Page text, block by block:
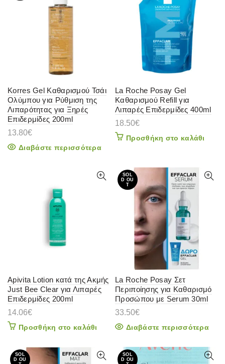
Korres Gel Καθαρισμού Τσάι
Ολύμπου για Ρύθμιση της
Λιπαρότητας για Ξηρές
Επιδερμίδες 200ml
13.80€
Διαβάστε περισσότερα
La Roche Posay Gel
Καθαρισμού Refill για
Λιπαρές Επιδερμίδες 400ml
18.50€
Προσθήκη στο καλάθι
Apivita Lotion κατά της Ακμής
Just Bee Clear για Λιπαρές
Επιδερμίδες 200ml
14.06€
Προσθήκη στο καλάθι
SOL
D OU
T
La Roche Posay Σετ
Περιποίησης για Καθαρισμό
Προσώπου με Serum 30ml
33.50€
Διαβάστε περισσότερα
SOL
D OU
SOL
D OU